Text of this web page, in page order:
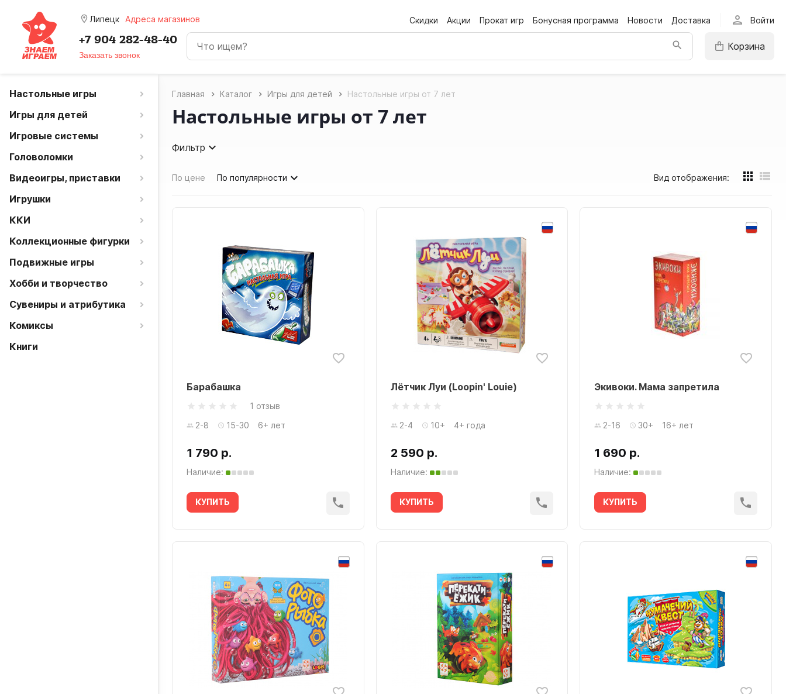
room Липецк Адреса магазинов Скидки Акции Прокат игр Бонусная программа Новости Доставка person Войти
+7 904 282-48-40
Заказать звонок
Корзина
Настольные игры
Игры для детей
Игровые системы
Головоломки
Видеоигры, приставки
Игрушки
ККИ
Коллекционные фигурки
Подвижные игры
Хобби и творчество
Сувениры и атрибутика
Комиксы
Книги
Главная Каталог Игры для детей Настольные игры от 7 лет
Настольные игры от 7 лет
Фильтр
По цене По популярности Вид отображения:
Барабашка
1 отзыв
2-8
15-30 6+ лет
1 790 р.
Наличие:
КУПИТЬ
Лётчик Луи (Loopin' Louie)
2-4 10+ 4+ года
2 590 р.
Наличие:
КУПИТЬ
Экивоки. Мама запретила
2-16 30+ 16+ лет
1 690 р.
Наличие:
КУПИТЬ